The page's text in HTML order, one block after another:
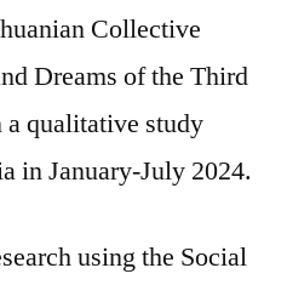
Collective
Dreams of the Third
a qualitative study
in January-July 2024.
using the Social